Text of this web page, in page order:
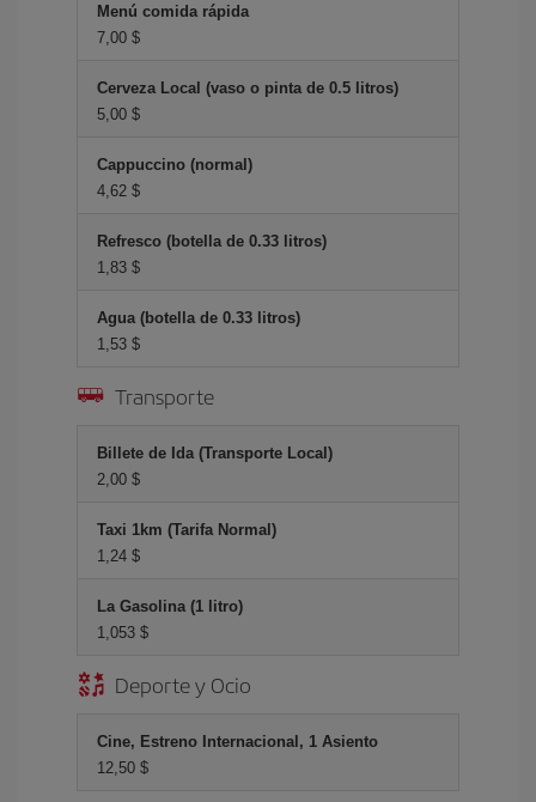
Menú comida rápida
7,00 $
Cerveza Local (vaso o pinta de 0.5 litros)
5,00 $
Cappuccino (normal)
4,62 $
Refresco (botella de 0.33 litros)
1,83 $
Agua (botella de 0.33 litros)
1,53 $
Transporte
Billete de Ida (Transporte Local)
2,00 $
Taxi 1km (Tarifa Normal)
1,24 $
La Gasolina (1 litro)
1,053 $
Deporte y Ocio
Cine, Estreno Internacional, 1 Asiento
12,50 $